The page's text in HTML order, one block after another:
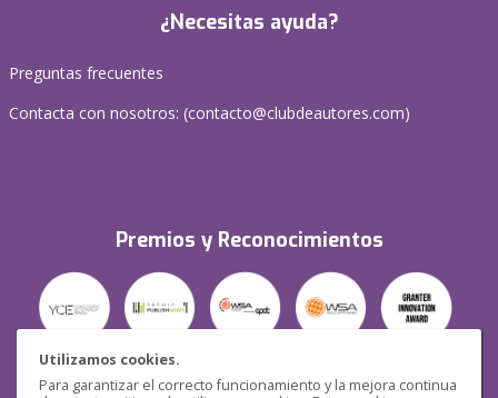
Utilizamos cookies.
Para garantizar el correcto funcionamiento y la mejora continua
¿Necesitas ayuda?
Preguntas frecuentes
Contacta con nosotros: (contacto@clubdeautores.com)
Premios y Reconocimientos
Seguridad